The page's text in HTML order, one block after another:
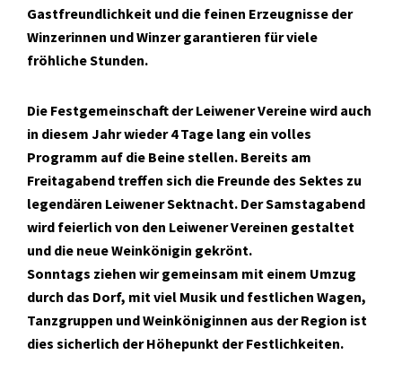
Gastfreundlichkeit und die feinen Erzeugnisse der
Winzerinnen und Winzer garantieren für viele
fröhliche Stunden.
Die Festgemeinschaft der Leiwener Vereine wird auch
in diesem Jahr wieder 4 Tage lang ein volles
Programm auf die Beine stellen. Bereits am
Freitagabend treffen sich die Freunde des Sektes zu
legendären Leiwener Sektnacht. Der Samstagabend
wird feierlich von den Leiwener Vereinen gestaltet
und die neue Weinkönigin gekrönt.
Sonntags ziehen wir gemeinsam mit einem Umzug
durch das Dorf, mit viel Musik und festlichen Wagen,
Tanzgruppen und Weinköniginnen aus der Region ist
dies sicherlich der Höhepunkt der Festlichkeiten.